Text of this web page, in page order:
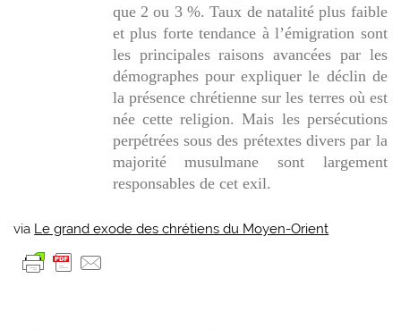
que 2 ou 3 %. Taux de natalité plus faible
et plus forte tendance à l’émigration sont
les principales raisons avancées par les
démographes pour expliquer le déclin de
la présence chrétienne sur les terres où est
née cette religion. Mais les persécutions
perpétrées sous des prétextes divers par la
majorité musulmane sont largement
responsables de cet exil.
via Le grand exode des chrétiens du Moyen-Orient